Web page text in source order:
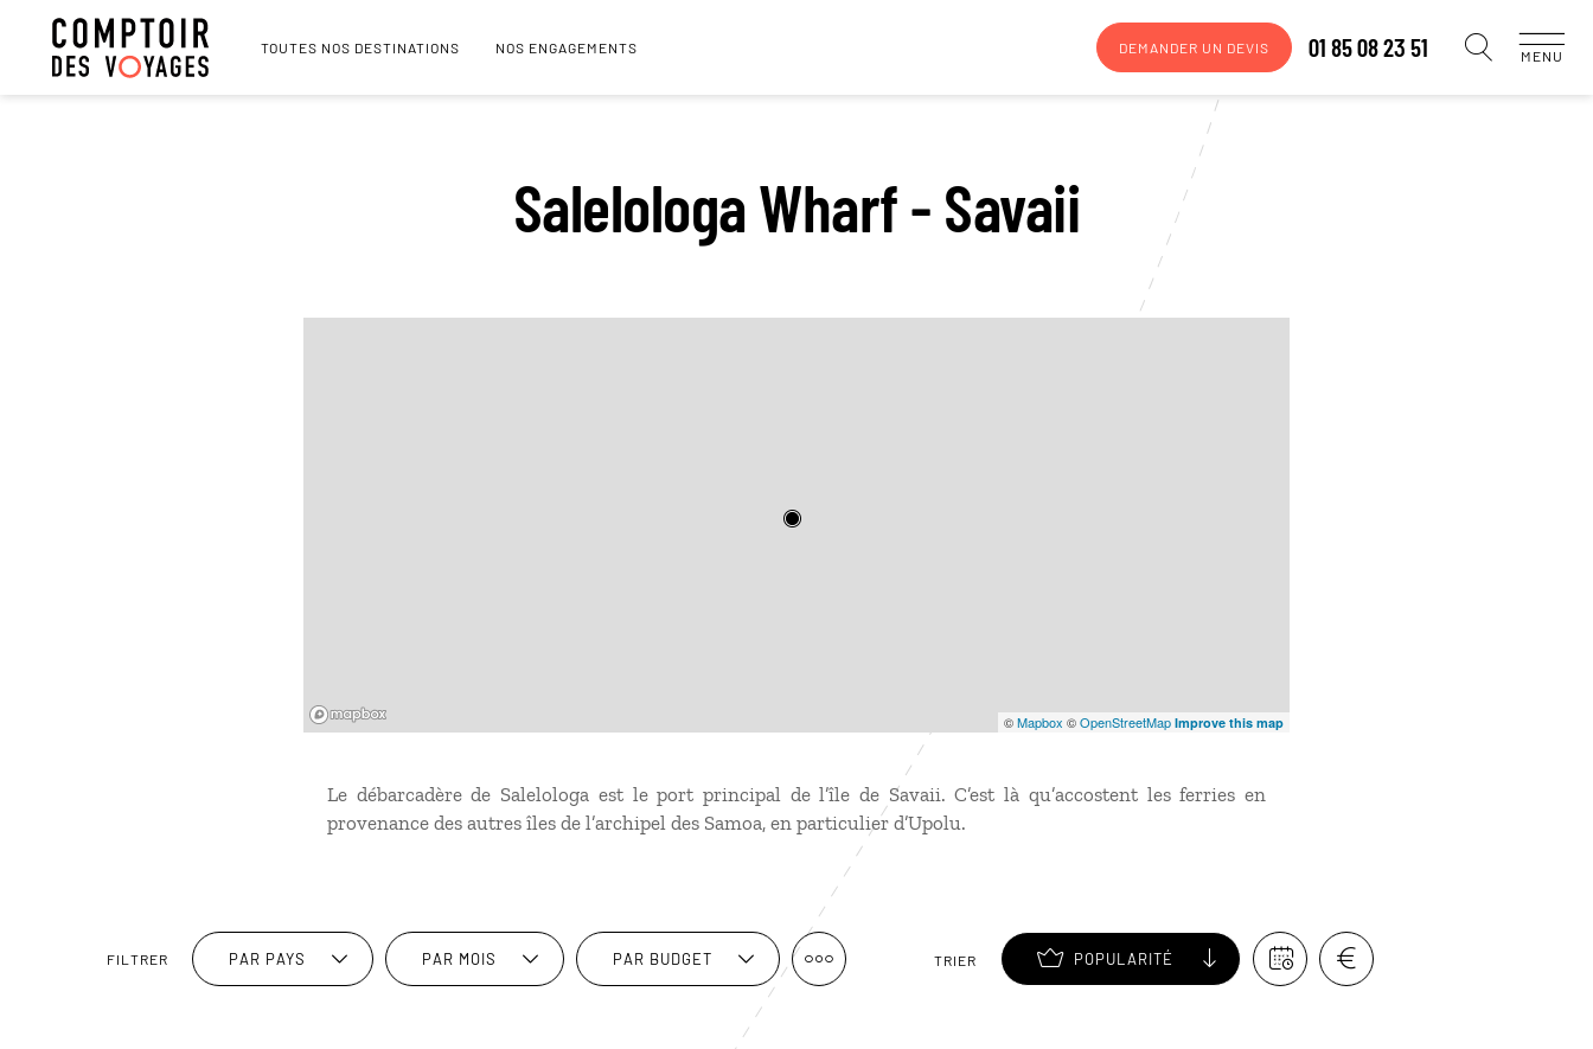
TOUTES NOS DESTINATIONS NOS ENGAGEMENTS DEMANDER UN DEVIS 01 85 08 23 51 MENU
Salelologa Wharf - Savaii
©Mapbox ©OpenStreetMap Improve this map
Le débarcadère de Salelologa est le port principal de l’île de Savaii. C’est là qu’accostent les ferries en
provenance des autres îles de l’archipel des Samoa, en particulier d’Upolu.
FILTRER PAR PAYS PAR MOIS PAR BUDGET TRIER POPULARITÉ